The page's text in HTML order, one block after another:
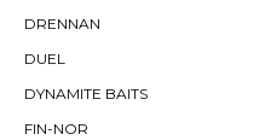
DRENNAN
DUEL
DYNAMITE BAITS
FIN-NOR